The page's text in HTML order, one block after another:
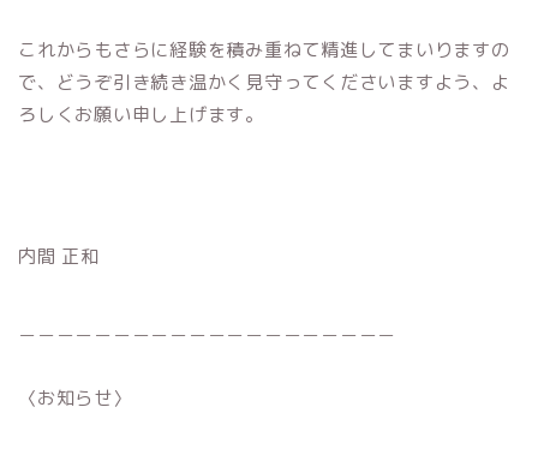
これからもさらに経験を積み重ねて精進してまいりますの
で、どうぞ引き続き温かく見守ってくださいますよう、よ
ろしくお願い申し上げます。
内間 正和
〈お知らせ〉